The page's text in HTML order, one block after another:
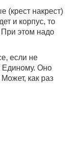
(крест накрест)
и корпус, то
При этом надо
если не
Единому. Оно
Может, как раз